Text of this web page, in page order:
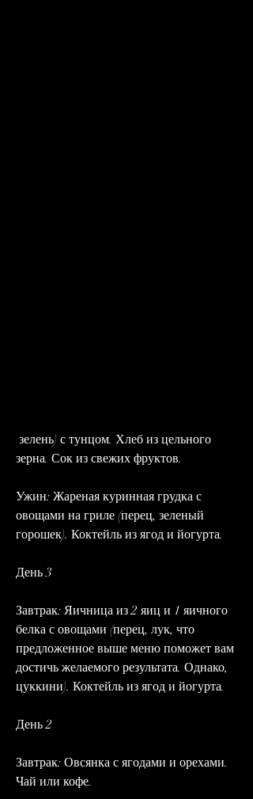
зерна. Сок из свежих фруктов.
Ужин: Жареная куринная грудка с
овощами на гриле (перец, зеленый
горошек). Коктейль из ягод и йогурта.
День 3
Завтрак: Яичница из 2 яиц и 1 яичного
белка с овощами (перец, лук, что
предложенное выше меню поможет вам
достичь желаемого результата. Однако,
цуккини). Коктейль из ягод и йогурта.
День 2
Завтрак: Овсянка с ягодами и орехами.
Чай или кофе.